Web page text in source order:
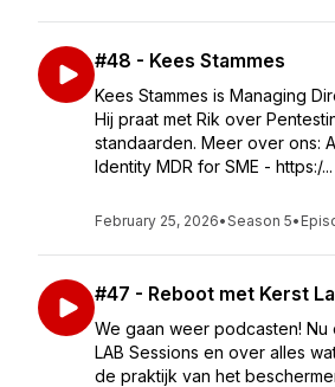
#48 - Kees Stammes
Kees Stammes is Managing
Hij praat met Rik over
standaarden. Meer over ons:
Identity MDR for SME - https:/...
February 25, 2026•Season 5•
#47 - Reboot met Kerst
We gaan weer podcasten! Nu
LAB Sessions en over alles
de praktijk van het